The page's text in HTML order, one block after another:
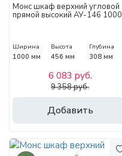
Монс шкаф верхний угловой
прямой высокий АУ-146 1000
Ширина
1000 мм
Высота
456 мм
Глубина
308 мм
Добавить
6 083 руб.
9 358 руб.